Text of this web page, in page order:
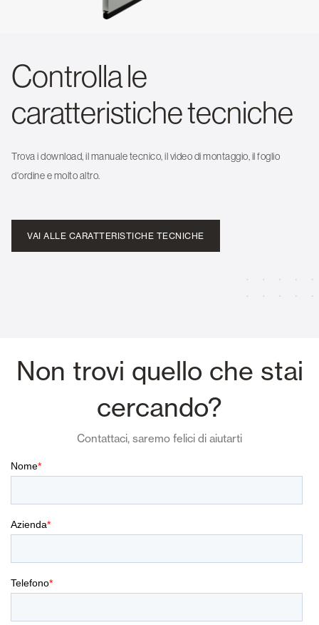
Controlla le
caratteristiche tecniche
Trova i download, il manuale tecnico, il video di montaggio, il foglio
d'ordine e molto altro.
VAI ALLE CARATTERISTICHE TECNICHE
Non trovi quello che stai
cercando?
Contattaci, saremo felici di aiutarti